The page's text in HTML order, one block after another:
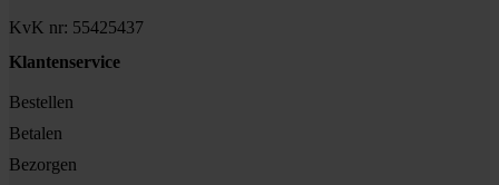
KvK nr: 55425437
Klantenservice
Bestellen
Betalen
Bezorgen